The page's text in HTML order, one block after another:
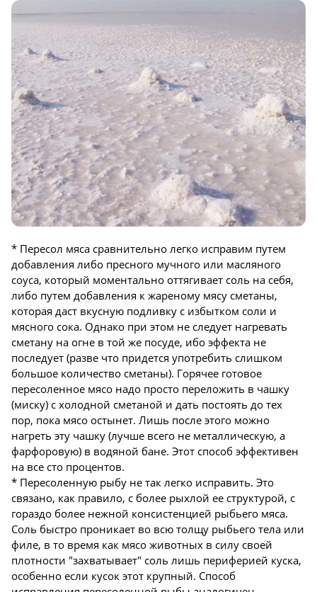
* Пересол мяса сравнительно легко исправим путем
добавления либо пресного мучного или масляного
соуса, который моментально оттягивает соль на себя,
либо путем добавления к жареному мясу сметаны,
которая даст вкусную подливку с избытком соли и
мясного сока. Однако при этом не следует нагревать
сметану на огне в той же посуде, ибо эффекта не
последует (разве что придется употребить слишком
большое количество сметаны). Горячее готовое
пересоленное мясо надо просто переложить в чашку
(миску) с холодной сметаной и дать постоять до тех
пор, пока мясо остынет. Лишь после этого можно
нагреть эту чашку (лучше всего не металлическую, а
фарфоровую) в водяной бане. Этот способ эффективен
на все сто процентов.
* Пересоленную рыбу не так легко исправить. Это
связано, как правило, с более рыхлой ее структурой, с
гораздо более нежной консистенцией рыбьего мяса.
Соль быстро проникает во всю толщу рыбьего тела или
филе, в то время как мясо животных в силу своей
плотности "захватывает" соль лишь периферией куска,
особенно если кусок этот крупный. Способ